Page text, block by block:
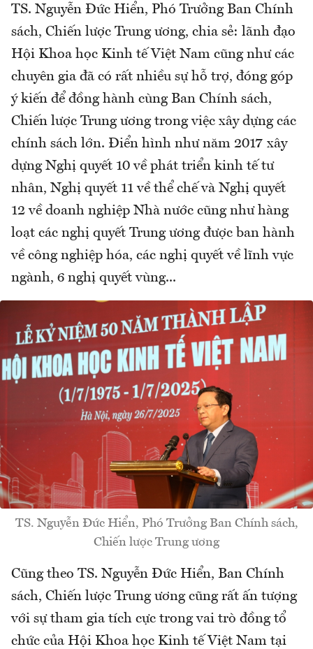
TS. Nguyễn Đức Hiển, Phó Trưởng Ban Chính
sách, Chiến lược Trung ương, chia sẻ: lãnh đạo
Hội Khoa học Kinh tế Việt Nam cũng như các
chuyên gia đã có rất nhiều sự hỗ trợ, đóng góp
ý kiến để đồng hành cùng Ban Chính sách,
Chiến lược Trung ương trong việc xây dựng các
chính sách lớn. Điển hình như năm 2017 xây
dựng Nghị quyết 10 về phát triển kinh tế tư
nhân, Nghị quyết 11 về thể chế và Nghị quyết
12 về doanh nghiệp Nhà nước cũng như hàng
loạt các nghị quyết Trung ương được ban hành
về công nghiệp hóa, các nghị quyết về lĩnh vực
ngành, 6 nghị quyết vùng...
TS. Nguyễn Đức Hiển, Phó Trưởng Ban Chính sách,
Chiến lược Trung ương
Cũng theo TS. Nguyễn Đức Hiển, Ban Chính
sách, Chiến lược Trung ương cũng rất ấn tượng
với sự tham gia tích cực trong vai trò đồng tổ
chức của Hội Khoa học Kinh tế Việt Nam tại